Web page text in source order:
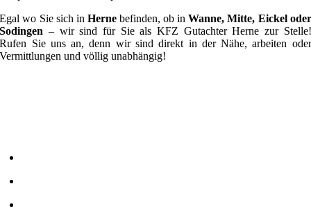
Egal wo Sie sich in Hernebefinden, ob inWanne, Mitte, Eickel oder
Sodingen – wir sind für Sie als KFZ Gutachter Herne zur Stelle!
Rufen Sie uns an, denn wir sind direkt in der Nähe, arbeiten oder
Vermittlungen und völlig unabhängig!